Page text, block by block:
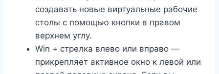
создавать новые виртуальные рабочие
столы с помощью кнопки в правом
верхнем углу.
Win + стрелка влево или вправо —
прикрепляет активное окно к левой или